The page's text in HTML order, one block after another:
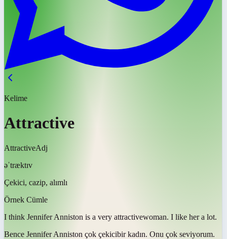
Kelime
Attractive
AttractiveAdj
əˈtræktɪv
Çekici, cazip, alımlı
Örnek Cümle
I think Jennifer Anniston is a very attractivewoman. I like her a lot.
Bence Jennifer Anniston çok çekicibir kadın. Onu çok seviyorum.